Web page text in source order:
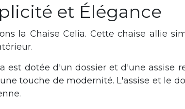
et Élégance
la Chaise Celia. Cette chaise allie
est dotée d'un dossier et d'une assise
touche de modernité. L'assise et le